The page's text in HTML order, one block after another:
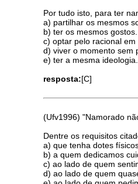
Por tudo isto, para ter
a) partilhar os mesmos
b) ter os mesmos gostos.
c) optar pelo racional
d) viver o momento sem
e) ter a mesma ideologia.
resposta:[C]
(Ufv1996) "Namorado
Dentre os requisitos
a) que tenha dotes
b) a quem dedicamos
c) ao lado de quem
d) ao lado de quem